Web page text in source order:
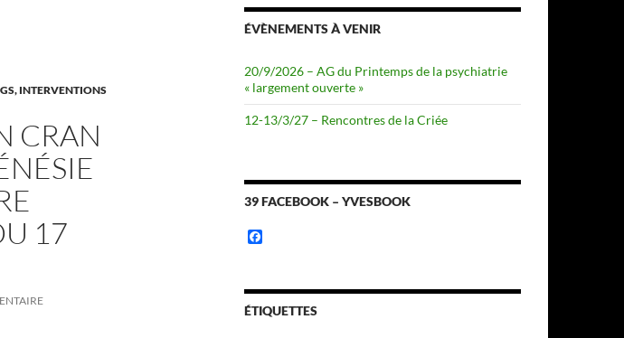
INTERVENTIONS
CRAN
17
ÉVÈNEMENTS À VENIR
20/9/2026 – AG du Printemps de la psychiatrie
« largement ouverte »
12-13/3/27 – Rencontres de la Criée
39 FACEBOOK – YVESBOOK
b
o
ÉTIQUETTES